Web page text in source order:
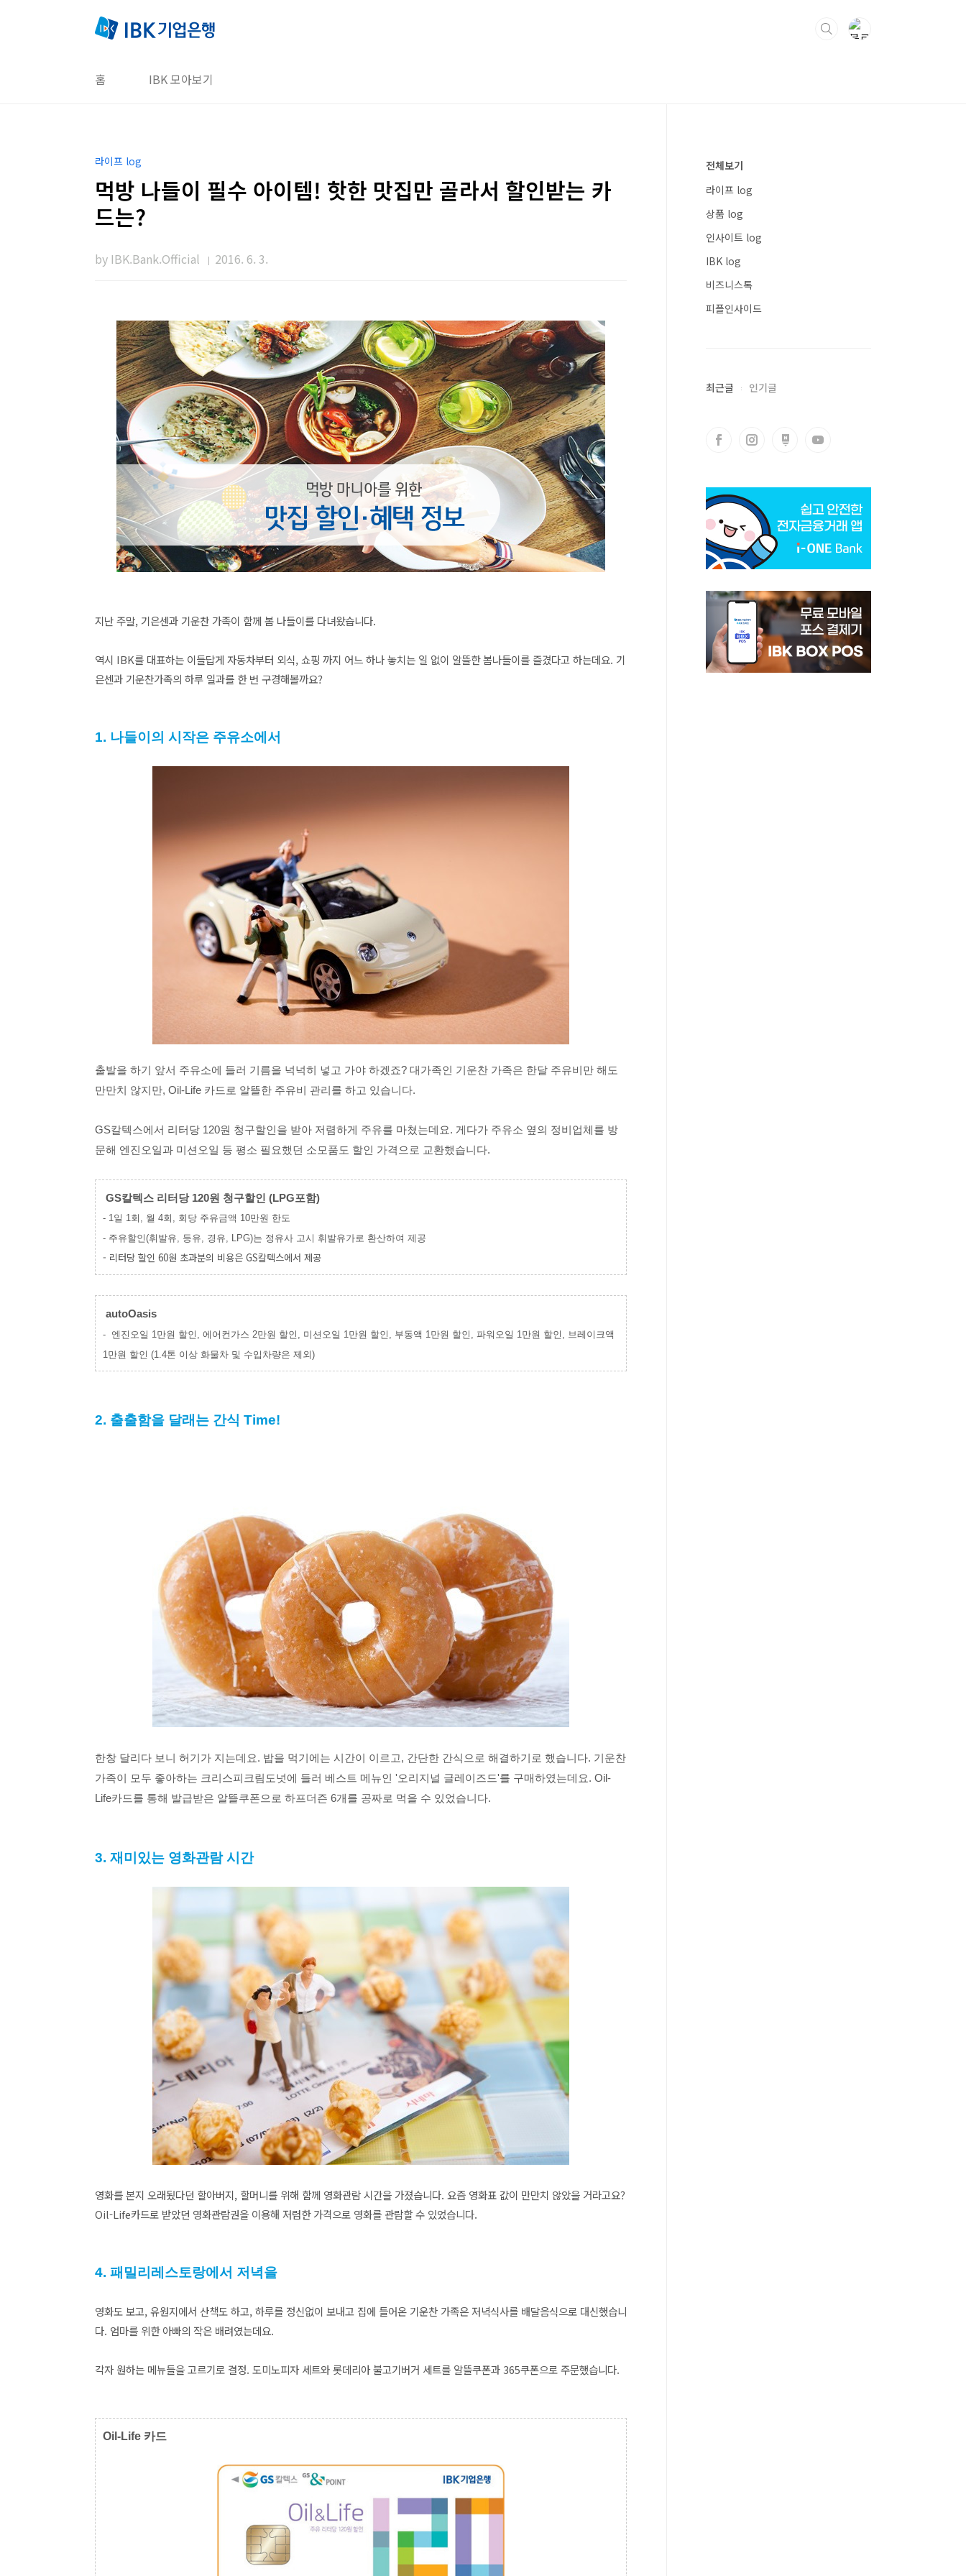
홈 IBK 모아보기
라이프 log
먹방 나들이 필수 아이템! 핫한 맛집만 골라서 할인받는 카
드는?
by IBK.Bank.Official 2016. 6. 3.
지난 주말, 기은센과 기운찬 가족이 함께 봄 나들이를 다녀왔습니다.
역시 IBK를 대표하는 이들답게 자동차부터 외식, 쇼핑 까지 어느 하나 놓치는 일 없이 알뜰한 봄나들이를 즐겼다고 하는데요. 기
은센과 기운찬가족의 하루 일과를 한 번 구경해볼까요?
1. 나들이의 시작은 주유소에서
출발을 하기 앞서 주유소에 들러 기름을 넉넉히 넣고 가야 하겠죠? 대가족인 기운찬 가족은 한달 주유비만 해도
만만치 않지만, Oil-Life 카드로 알뜰한 주유비 관리를 하고 있습니다.
GS칼텍스에서 리터당 120원 청구할인을 받아 저렴하게 주유를 마쳤는데요. 게다가 주유소 옆의 정비업체를 방
문해 엔진오일과 미션오일 등 평소 필요했던 소모품도 할인 가격으로 교환했습니다.
GS칼텍스 리터당 120원 청구할인 (LPG포함)
- 1일 1회, 월 4회, 회당 주유금액 10만원 한도
- 주유할인(휘발유, 등유, 경유, LPG)는 정유사 고시 휘발유가로 환산하여 제공
- 리터당 할인 60원 초과분의 비용은 GS칼텍스에서 제공
autoOasis
-  엔진오일 1만원 할인, 에어컨가스 2만원 할인, 미션오일 1만원 할인, 부동액 1만원 할인, 파워오일 1만원 할인, 브레이크액
1만원 할인 (1.4톤 이상 화물차 및 수입차량은 제외)
2. 출출함을 달래는 간식 Time!
한창 달리다 보니 허기가 지는데요. 밥을 먹기에는 시간이 이르고, 간단한 간식으로 해결하기로 했습니다. 기운찬
가족이 모두 좋아하는 크리스피크림도넛에 들러 베스트 메뉴인 '오리지널 글레이즈드'를 구매하였는데요. Oil-
Life카드를 통해 발급받은 알뜰쿠폰으로 하프더즌 6개를 공짜로 먹을 수 있었습니다.
3. 재미있는 영화관람 시간
영화를 본지 오래됬다던 할아버지, 할머니를 위해 함께 영화관람 시간을 가졌습니다. 요즘 영화표 값이 만만치 않았을 거라고요?
Oil-Life카드로 받았던 영화관람권을 이용해 저렴한 가격으로 영화를 관람할 수 있었습니다.
4. 패밀리레스토랑에서 저녁을
영화도 보고, 유원지에서 산책도 하고, 하루를 정신없이 보내고 집에 들어온 기운찬 가족은 저녁식사를 배달음식으로 대신했습니
다. 엄마를 위한 아빠의 작은 배려였는데요.
각자 원하는 메뉴들을 고르기로 결정. 도미노피자 세트와 롯데리아 불고기버거 세트를 알뜰쿠폰과 365쿠폰으로 주문했습니다.
Oil-Life 카드
전체보기
라이프 log
상품 log
인사이트 log
IBK log
비즈니스톡
피플인사이드
최근글 인기글